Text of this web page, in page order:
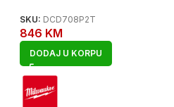
SKU: DCD708P2T
846 KM
DODAJ U KORPU